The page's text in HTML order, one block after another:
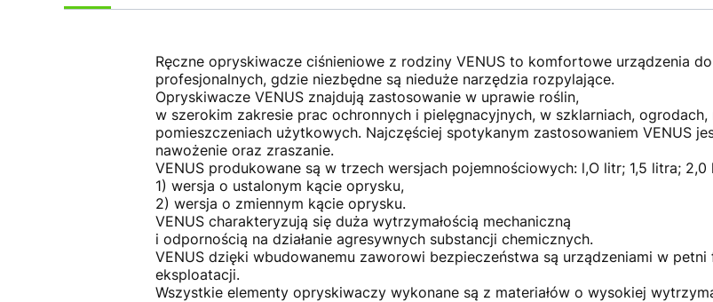
Ręczne opryskiwacze ciśnieniowe z rodziny VENUS to komfortowe urządzenia
profesjonalnych, gdzie niezbędne są nieduże narzędzia rozpylające.
Opryskiwacze VENUS znajdują zastosowanie w uprawie roślin,
w szerokim zakresie prac ochronnych i pielęgnacyjnych, w szklarniach,
pomieszczeniach użytkowych. Najczęściej spotykanym zastosowaniem VENUS
nawożenie oraz zraszanie.
VENUS produkowane są w trzech wersjach pojemnościowych: l,O litr; 1,5 litra; 2,0
1) wersja o ustalonym kącie oprysku,
2) wersja o zmiennym kącie oprysku.
VENUS charakteryzują się duża wytrzymałością mechaniczną
i odpornością na działanie agresywnych substancji chemicznych.
VENUS dzięki wbudowanemu zaworowi bezpieczeństwa są urządzeniami w
eksploatacji.
Wszystkie elementy opryskiwaczy wykonane są z materiałów o wysokiej